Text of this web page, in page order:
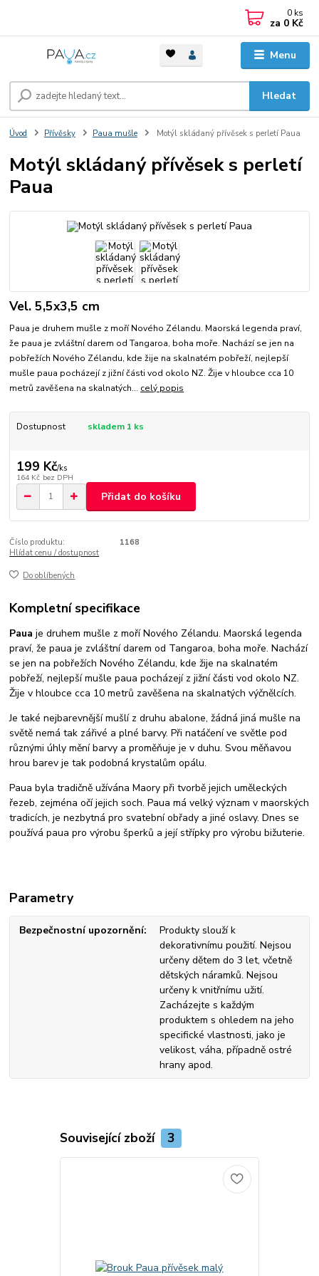
Menu
Hledat
0 ks
za 0 Kč
Úvod Přívěsky Paua mušle Motýl skládaný přívěsek s perletí Paua
Motýl skládaný přívěsek s perletí
Paua
Vel. 5,5x3,5 cm
Paua je druhem mušle z moří Nového Zélandu. Maorská legenda praví,
že paua je zvláštní darem od Tangaroa, boha moře. Nachází se jen na
pobřežích Nového Zélandu, kde žije na skalnatém pobřeží, nejlepší
mušle paua pocházejí z jižní části vod okolo NZ. Žije v hloubce cca 10
metrů zavěšena na skalnatých... celý popis
Dostupnost skladem 1 ks
199 Kč/ks
164 Kč bez DPH
Přidat do košíku
Číslo produktu:
1168
Hlídat cenu / dostupnost
Do oblíbených
Kompletní specifikace
Pauaje druhem mušle z moří Nového Zélandu. Maorská legenda
praví, že paua je zvláštní darem od Tangaroa, boha moře. Nachází
se jen na pobřežích Nového Zélandu, kde žije na skalnatém
pobřeží, nejlepší mušle paua pocházejí z jižní části vod okolo NZ.
Žije v hloubce cca 10 metrů zavěšena na skalnatých výčnělcích.
Je také nejbarevnější mušlí z druhu abalone, žádná jiná mušle na
světě nemá tak zářivé a plné barvy. Při natáčení ve světle pod
různými úhly mění barvy a proměňuje je v duhu. Svou měňavou
hrou barev je tak podobná krystalům opálu.
Paua byla tradičně užívána Maory při tvorbě jejich uměleckých
řezeb, zejména očí jejich soch. Paua má velký význam v maorských
tradicích, je nezbytná pro svatební obřady a jiné oslavy. Dnes se
používá paua pro výrobu šperků a její střípky pro výrobu bižuterie.
Parametry
Bezpečnostní upozornění
Produkty slouží k
dekorativnímu použití. Nejsou
určeny dětem do 3 let, včetně
dětských náramků. Nejsou
určeny k vnitřnímu užití.
Zacházejte s každým
produktem s ohledem na jeho
specifické vlastnosti, jako je
velikost, váha, případně ostré
hrany apod.
Související zboží 3